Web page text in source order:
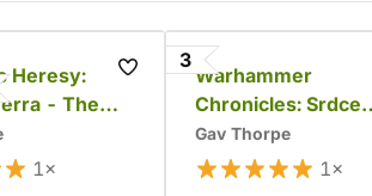
Heresy:
- The
1×
3
Warhammer
Chronicles: Srdce
Chaosu
Gav Thorpe
1×